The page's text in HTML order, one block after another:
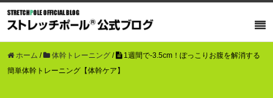
ホーム / 体幹トレーニング /
1週間で-3.5cm！ぽっこりお腹を解消する
簡単体幹トレーニング【体幹ケア】